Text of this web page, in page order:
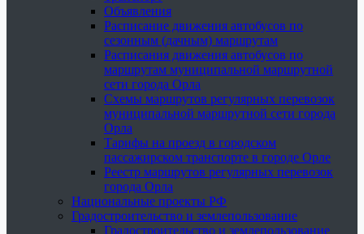
Объявления
Расписание движения автобусов по
сезонным (дачным) маршрутам
Расписания движения автобусов по
маршрутам муниципальной маршрутной
сети города Орла
Схемы маршрутов регулярных перевозок
муниципальной маршрутной сети города
Орла
Тарифы на проезд в городском
пассажирском транспорте в городе Орле
Реестр маршрутов регулярных перевозок
города Орла
Национальные проекты РФ
Градостроительство и землепользование
Градостроительство и землепользование